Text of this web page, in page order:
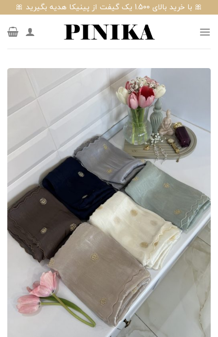
to
content
🎀 با خرید بالای 1.500 یک گیفت از پینیکا هدیه بگیرید 🎀